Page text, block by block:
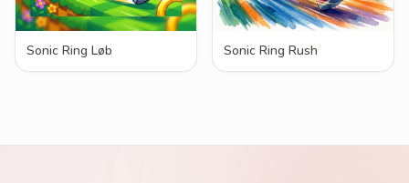
Sonic Ring Løb Sonic Ring Rush